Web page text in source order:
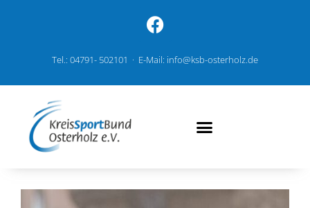
Tel.: 04791- 502101 · E-Mail: info@ksb-osterholz.de